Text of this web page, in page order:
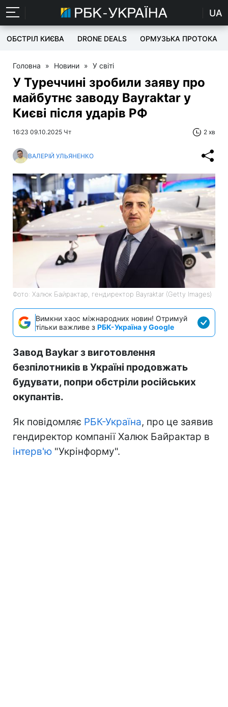
UA
ОБСТРІЛ КИЄВА DRONE DEALS ОРМУЗЬКА ПРОТОКА
Головна » Новини » У світі
У Туреччині зробили заяву про
майбутнє заводу Bayraktar у
Києві після ударів РФ
16:23 09.10.2025 Чт 2 хв
ВАЛЕРІЙ УЛЬЯНЕНКО
Фото: Халюк Байрактар, гендиректор Bayraktar (Getty Images)
Вимкни хаос міжнародних новин! Отримуй
тільки важливе з РБК-Україна у Google
Завод Baykar з виготовлення
безпілотників в Україні продовжать
будувати, попри обстріли російських
окупантів.
Як повідомляє РБК-Україна, про це заявив
гендиректор компанії Халюк Байрактар в
інтерв'ю "Укрінформу".